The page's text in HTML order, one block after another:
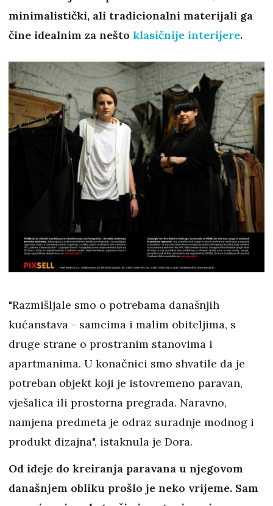
minimalistički, ali tradicionalni materijali ga
čine idealnim za nešto klasičnije interijere.
"Razmišljale smo o potrebama današnjih
kućanstava - samcima i malim obiteljima, s
druge strane o prostranim stanovima i
apartmanima. U konačnici smo shvatile da je
potreban objekt koji je istovremeno paravan,
vješalica ili prostorna pregrada. Naravno,
namjena predmeta je odraz suradnje modnog i
produkt dizajna", istaknula je Dora.
Od ideje do kreiranja paravana u njegovom
današnjem obliku prošlo je neko vrijeme. Sam